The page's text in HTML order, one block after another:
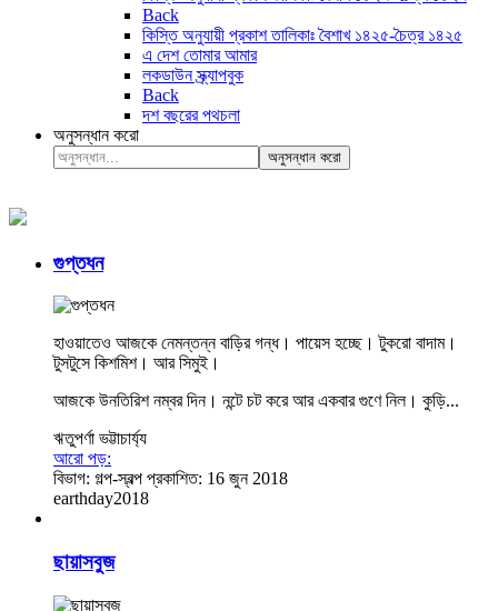
Back
কিস্তি অনুযায়ী প্রকাশ তালিকাঃ বৈশাখ ১৪২৫-চৈত্র ১৪২৫
এ দেশ তোমার আমার
লকডাউন স্ক্র্যাপবুক
Back
দশ বছরের পথচলা
অনুসন্ধান করো
অনুসন্ধান করো
গুপ্তধন
হাওয়াতেও আজকে নেমন্তন্ন বাড়ির গন্ধ। পায়েস হচ্ছে। টুকরো বাদাম।
টুসটুসে কিশমিশ। আর সিমুই।
আজকে উনতিরিশ নম্বর দিন। নন্টে চট করে আর একবার গুণে নিল। কুড়ি...
ঋতুপর্ণা ভট্টাচার্য্য
আরো পড়:
বিভাগ: গল্প-স্বল্প প্রকাশিত: 16 জুন 2018
earthday2018
ছায়াসবুজ